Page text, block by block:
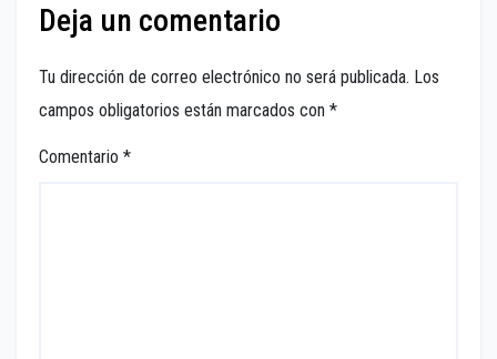
Deja un comentario
Tu dirección de correo electrónico no será publicada. Los
campos obligatorios están marcados con *
Comentario *